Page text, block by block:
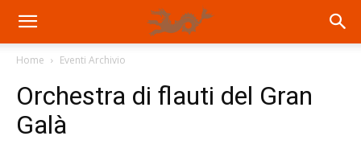
Home Eventi Archivio
Orchestra di flauti del Gran
Galà